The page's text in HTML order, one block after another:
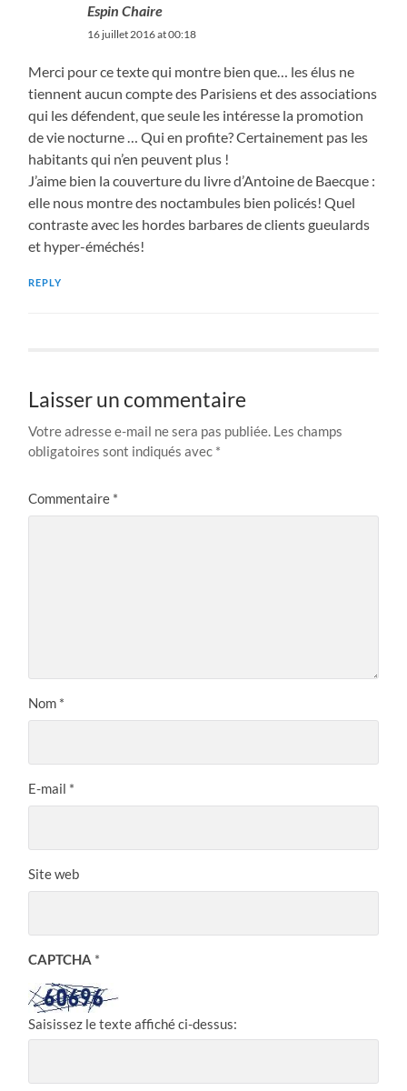
Espin Chaire
16 juillet 2016 at 00:18
Merci pour ce texte qui montre bien que… les élus ne
tiennent aucun compte des Parisiens et des associations
qui les défendent, que seule les intéresse la promotion
de vie nocturne … Qui en profite? Certainement pas les
habitants qui n’en peuvent plus !
J’aime bien la couverture du livre d’Antoine de Baecque :
elle nous montre des noctambules bien policés! Quel
contraste avec les hordes barbares de clients gueulards
et hyper-éméchés!
REPLY
Laisser un commentaire
Votre adresse e-mail ne sera pas publiée. Les champs
obligatoires sont indiqués avec *
Commentaire *
Nom *
E-mail *
Site web
CAPTCHA *
Saisissez le texte affiché ci-dessus: